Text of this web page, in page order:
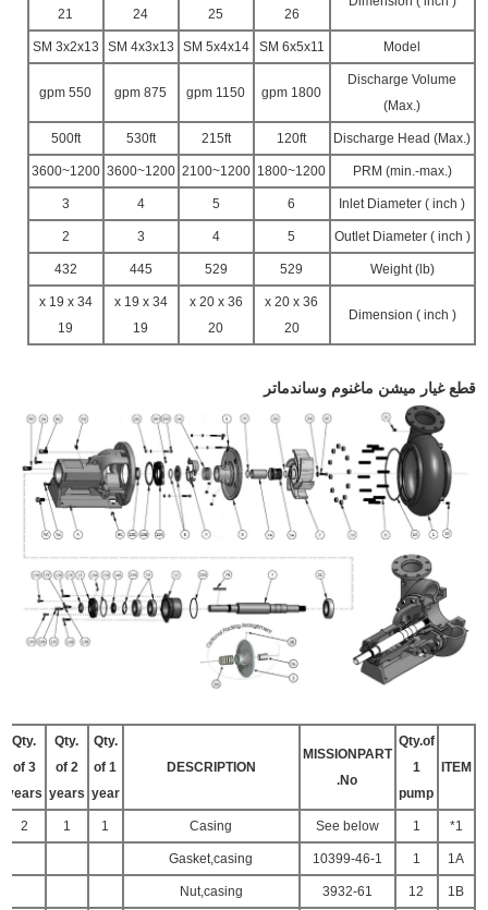
26
25
24
21
Model
SM 6x5x11
SM 5x4x14
SM 4x3x13
SM 3x2x13
Discharge Volume
(Max.)
1800 gpm
1150 gpm
875 gpm
550 gpm
Discharge Head (Max.)
120ft
215ft
530ft
500ft
PRM (min.-max.)
1200~1800
1200~2100
1200~3600
1200~3600
Inlet Diameter ( inch )
6
5
4
3
Outlet Diameter ( inch )
5
4
3
2
Weight (lb)
529
529
445
432
Dimension ( inch )
36 x 20 x
20
36 x 20 x
20
34 x 19 x
19
34 x 19 x
19
قطع غيار ميشن ماغنوم وساندماتر
ITEM
Qty.of
1
pump
MISSION PART
No.
DESCRIPTION
Qty.
of1
year
Qty.
of 2
years
Qty.
of 3
years
1*
1
See below
Casing
1
1
2
1A
1
10399-46-1
Gasket,casing
1B
12
3932-61
Nut,casing